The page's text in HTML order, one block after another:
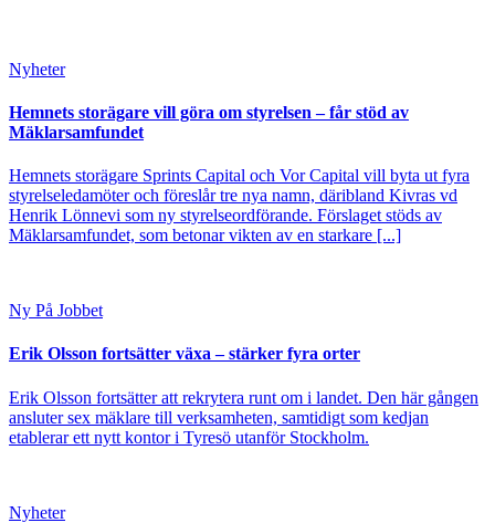
Nyheter
Hemnets storägare vill göra om styrelsen – får stöd av
Mäklarsamfundet
Hemnets storägare Sprints Capital och Vor Capital vill byta ut fyra
styrelseledamöter och föreslår tre nya namn, däribland Kivras vd
Henrik Lönnevi som ny styrelseordförande. Förslaget stöds av
Mäklarsamfundet, som betonar vikten av en starkare [...]
Ny På Jobbet
Erik Olsson fortsätter växa – stärker fyra orter
Erik Olsson fortsätter att rekrytera runt om i landet. Den här gången
ansluter sex mäklare till verksamheten, samtidigt som kedjan
etablerar ett nytt kontor i Tyresö utanför Stockholm.
Nyheter